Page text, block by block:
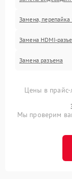
Замена, перепайка
Замена HDMI-
Замена разъема
Цены в прайс-
Мы проверим